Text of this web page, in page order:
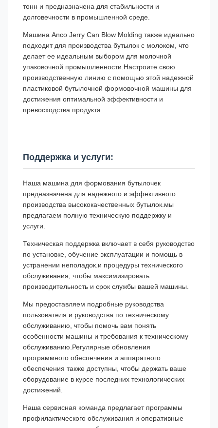
тонн и предназначена для стабильности и
долговечности в промышленной среде.
Машина Anco Jerry Can Blow Molding также идеально
подходит для производства бутылок с молоком, что
делает ее идеальным выбором для молочной
упаковочной промышленности.Настроите свою
производственную линию с помощью этой надежной
пластиковой бутылочной формовочной машины для
достижения оптимальной эффективности и
превосходства продукта.
Поддержка и услуги:
Наша машина для формования бутылочек
предназначена для надежного и эффективного
производства высококачественных бутылок.мы
предлагаем полную техническую поддержку и
услуги.
Техническая поддержка включает в себя руководство
по установке, обучение эксплуатации и помощь в
устранении неполадок.и процедуры технического
обслуживания, чтобы максимизировать
производительность и срок службы вашей машины.
Мы предоставляем подробные руководства
пользователя и руководства по техническому
обслуживанию, чтобы помочь вам понять
особенности машины и требования к техническому
обслуживанию.Регулярные обновления
программного обеспечения и аппаратного
обеспечения также доступны, чтобы держать ваше
оборудование в курсе последних технологических
достижений.
Наша сервисная команда предлагает программы
профилактического обслуживания и оперативные